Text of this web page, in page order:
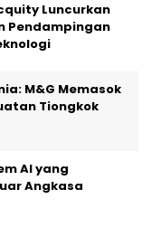
Luncurkan
Pendampingan
M&G Memasok
Tiongkok
AI yang
Angkasa